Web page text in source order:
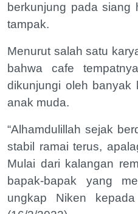
berkunjung pada siang
tampak.
Menurut salah satu
bahwa cafe
dikunjungi oleh banyak
anak muda.
“Alhamdulillah sejak
stabil ramai terus,
Mulai dari kalangan
bapak-bapak yang
ungkap Niken